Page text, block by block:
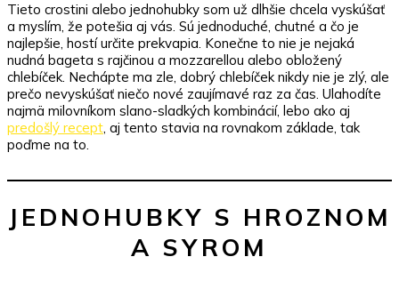
Špeciálne
jednohubky
s
hroznom
a
syrom
Tieto crostini alebo jednohubky som už dlhšie chcela vyskúšať
a myslím, že potešia aj vás. Sú jednoduché, chutné a čo je
najlepšie, hostí určite prekvapia. Konečne to nie je nejaká
nudná bageta s rajčinou a mozzarellou alebo obložený
chlebíček. Nechápte ma zle, dobrý chlebíček nikdy nie je zlý, ale
prečo nevyskúšať niečo nové zaujímavé raz za čas. Ulahodíte
najmä milovníkom slano-sladkých kombinácií, lebo ako aj
predošlý recept, aj tento stavia na rovnakom základe, tak
poďme na to.
JEDNOHUBKY S HROZNOM
A SYROM